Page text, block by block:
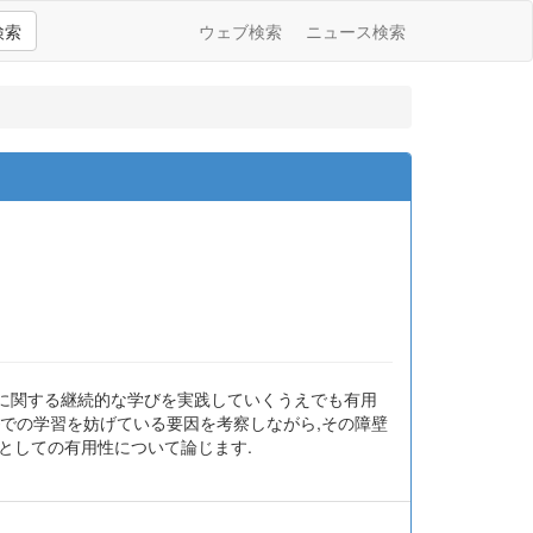
索 ウェブ検索 ニュース検索
する継続的な学びを実践していくうえでも有用
の学習を妨げている要因を考察しながら,その障壁
しての有用性について論じます.